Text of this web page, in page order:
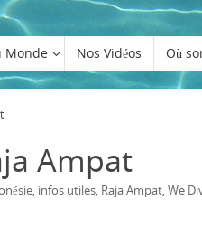
Monde Nos Vidéos Où
Ampat
, infos utiles, Raja Ampat, We